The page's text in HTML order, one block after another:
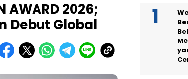
AWARD 2026;
Debut Global